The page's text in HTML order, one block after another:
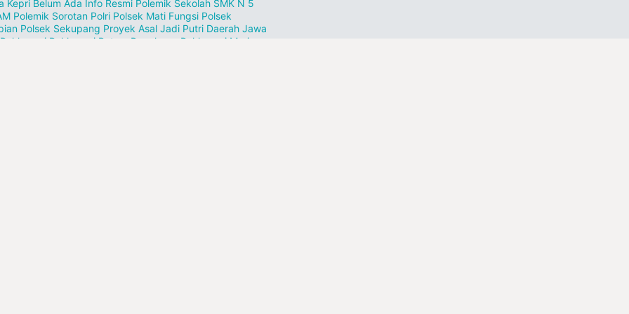
Kepri Belum Ada Info Resmi Polemik Sekolah SMK N 5
Polemik Sorotan Polri Polsek Mati Fungsi Polsek
Polsek Sekupang Proyek Asal Jadi Putri Daerah Jawa
Reklamasi Reklamasi Batam Bengkong
Reklamasi Marina